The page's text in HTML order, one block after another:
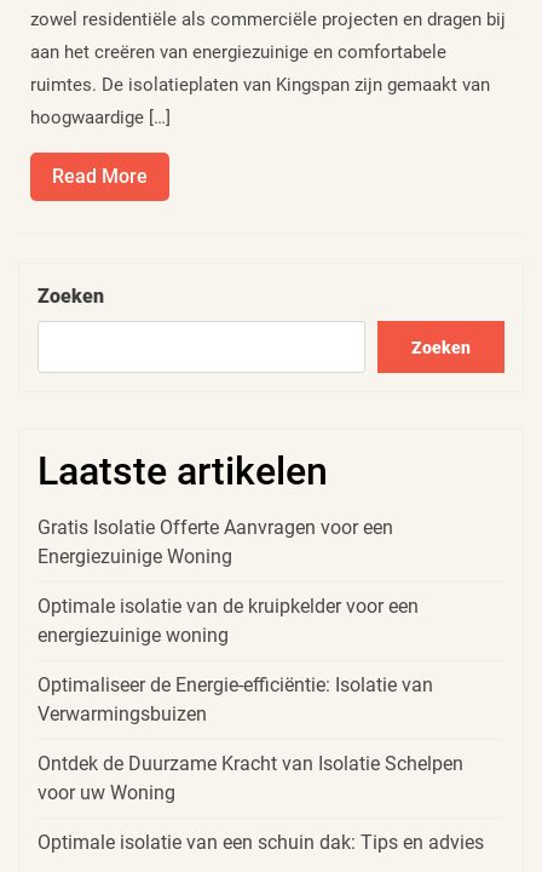
zowel residentiële als commerciële projecten en dragen bij
aan het creëren van energiezuinige en comfortabele
ruimtes. De isolatieplaten van Kingspan zijn gemaakt van
hoogwaardige […]
Read More
More
Zoeken
Zoeken
Laatste artikelen
Gratis Isolatie Offerte Aanvragen voor een
Energiezuinige Woning
Optimale isolatie van de kruipkelder voor een
energiezuinige woning
Optimaliseer de Energie-efficiëntie: Isolatie van
Verwarmingsbuizen
Ontdek de Duurzame Kracht van Isolatie Schelpen
voor uw Woning
Optimale isolatie van een schuin dak: Tips en advies